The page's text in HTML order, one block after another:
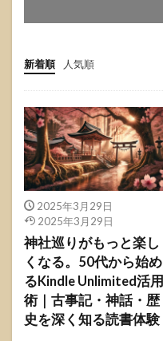
新着順 人気順
2025年3月29日
2025年3月29日
神社巡りがもっと楽し
くなる。50代から始め
るKindle Unlimited活用
術｜古事記・神話・歴
史を深く知る読書体験